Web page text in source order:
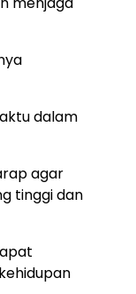
dalam
agar
tinggi dan